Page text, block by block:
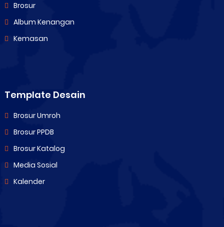
Brosur
Album Kenangan
Kemasan
Template Desain
Brosur Umroh
Brosur PPDB
Brosur Katalog
Media Sosial
Kalender